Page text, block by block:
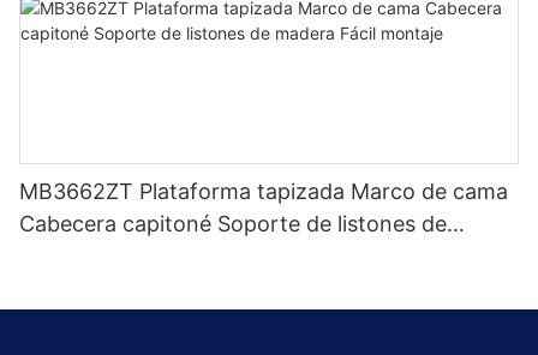
MB3662ZT Plataforma tapizada Marco de cama
Cabecera capitoné Soporte de listones de